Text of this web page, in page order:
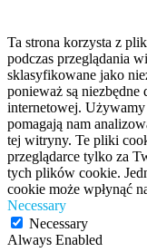
Ta strona korzysta z
podczas przeglądania
sklasyfikowane jako
ponieważ są
internetowej.
pomagają nam
tej witryny. Te pliki
przeglądarce tylko za
tych plików cookie.
cookie może wpłynąć
Necessary
Necessary
Always Enabled